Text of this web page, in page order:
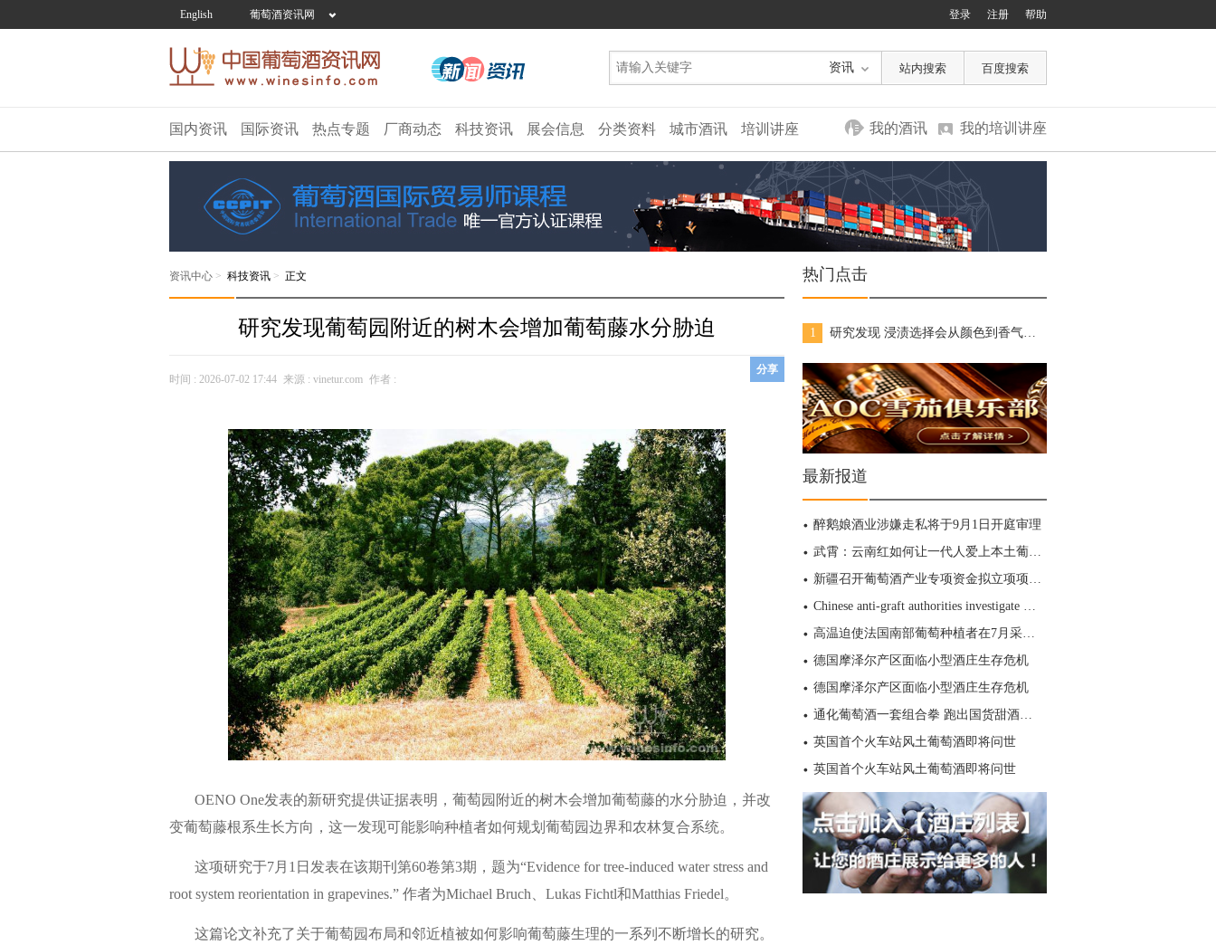
English 葡萄酒资讯网 帮助
注册
登录
资讯
国内资讯 国际资讯 热点专题 厂商动态 科技资讯 展会信息 分类资料 城市酒讯 培训讲座 我的培训讲座
我的酒讯
资讯中心 > 科技资讯 > 正文
研究发现葡萄园附近的树木会增加葡萄藤水分胁迫
时间 : 2026-07-02 17:44 来源 : vinetur.com 作者 :
分享
OENO One发表的新研究提供证据表明，葡萄园附近的树木会增加葡萄藤的水分胁迫，并改
变葡萄藤根系生长方向，这一发现可能影响种植者如何规划葡萄园边界和农林复合系统。
这项研究于7月1日发表在该期刊第60卷第3期，题为“Evidence for tree-induced water stress and
root system reorientation in grapevines.” 作者为Michael Bruch、Lukas Fichtl和Matthias Friedel。
这篇论文补充了关于葡萄园布局和邻近植被如何影响葡萄藤生理的一系列不断增长的研究。
热门点击
1 研究发现 浸渍选择会从颜色到香气重塑红葡萄酒
最新报道
醉鹅娘酒业涉嫌走私将于9月1日开庭审理
武霄：云南红如何让一代人爱上本土葡萄酒
新疆召开葡萄酒产业专项资金拟立项项目推进会
Chinese anti-graft authorities investigate Huang Siming, Ningxia’s top wine official
高温迫使法国南部葡萄种植者在7月采收葡萄
德国摩泽尔产区面临小型酒庄生存危机
德国摩泽尔产区面临小型酒庄生存危机
通化葡萄酒一套组合拳 跑出国货甜酒新范本
英国首个火车站风土葡萄酒即将问世
英国首个火车站风土葡萄酒即将问世